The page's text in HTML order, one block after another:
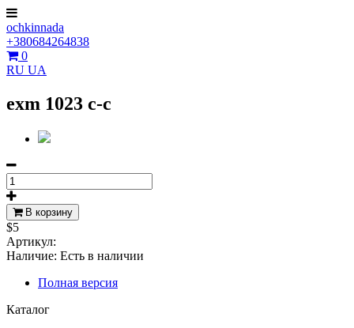
ochkinnada
+380684264838
0
RU UA
exm 1023 c-c
В корзину
$5
Артикул:
Наличие: Есть в наличии
Полная версия
Каталог